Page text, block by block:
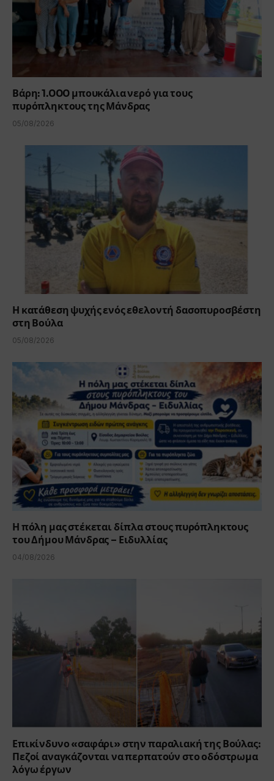
Βάρη: 1.000 μπουκάλια νερό για τους
πυρόπληκτους της Μάνδρας
05/08/2026
Η κατάθεση ψυχής ενός εθελοντή δασοπυροσβέστη
στη Βούλα
05/08/2026
Η πόλη μας στέκεται δίπλα στους πυρόπληκτους
του Δήμου Μάνδρας – Ειδυλλίας
04/08/2026
Επικίνδυνο «σαφάρι» στην παραλιακή της Βούλας:
Πεζοί αναγκάζονται να περπατούν στο οδόστρωμα
λόγω έργων